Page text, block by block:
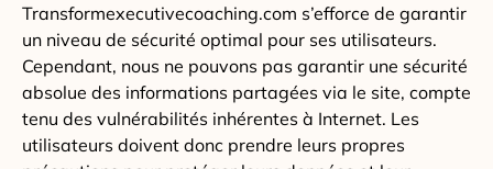
Transformexecutivecoaching.com s’efforce de garantir
un niveau de sécurité optimal pour ses utilisateurs.
Cependant, nous ne pouvons pas garantir une sécurité
absolue des informations partagées via le site, compte
tenu des vulnérabilités inhérentes à Internet. Les
utilisateurs doivent donc prendre leurs propres